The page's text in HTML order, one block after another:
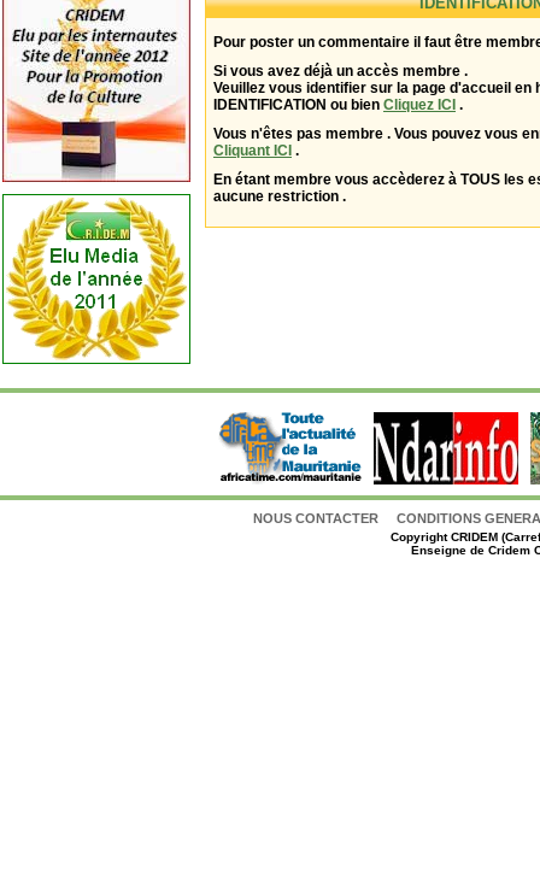
Pour poster un commentaire il faut être
Si vous avez déjà un accès membre .
Veuillez vous identifier sur la page d'accueil en
IDENTIFICATION ou bien Cliquez ICI .
Vous n'êtes pas membre . Vous pouvez vous
Cliquant ICI .
En étant membre vous accèderez à TOUS les
aucune restriction .
NOUS CONTACTER CONDITIONS
CopyrightCRIDEM
Enseigne de Cridem